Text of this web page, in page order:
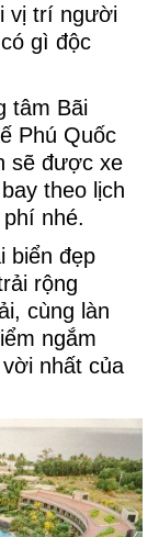
vị trí người
có gì độc
tâm Bãi
Phú Quốc
sẽ được xe
theo lịch
nhé.
biển đẹp
rộng
cùng làn
ngắm
nhất của